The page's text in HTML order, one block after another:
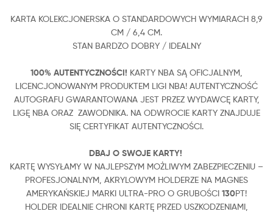
KARTA KOLEKCJONERSKA O STANDARDOWYCH WYMIARACH 8,9
CM / 6,4 CM.
STAN BARDZO DOBRY / IDEALNY
100% AUTENTYCZNOŚCI! KARTY NBA SĄ OFICJALNYM,
LICENCJONOWANYM PRODUKTEM LIGI NBA! AUTENTYCZNOŚĆ
AUTOGRAFU GWARANTOWANA JEST PRZEZ WYDAWCĘ KARTY,
LIGĘ NBA ORAZ ZAWODNIKA. NA ODWROCIE KARTY ZNAJDUJE
SIĘ CERTYFIKAT AUTENTYCZNOŚCI.
DBAJ O SWOJE KARTY!
KARTĘ WYSYŁAMY W NAJLEPSZYM MOŻLIWYM ZABEZPIECZENIU –
PROFESJONALNYM, AKRYLOWYM HOLDERZE NA MAGNES
AMERYKAŃSKIEJ MARKI ULTRA-PRO O GRUBOŚCI 130PT!
HOLDER IDEALNIE CHRONI KARTĘ PRZED USZKODZENIAMI,